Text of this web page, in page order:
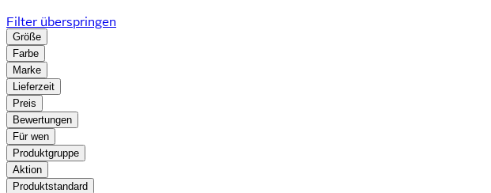
Filter überspringen
Größe
Farbe
Marke
Lieferzeit
Preis
Bewertungen
Für wen
Produktgruppe
Aktion
Produktstandard